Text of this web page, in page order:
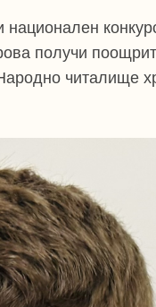
национален
получи
читалище